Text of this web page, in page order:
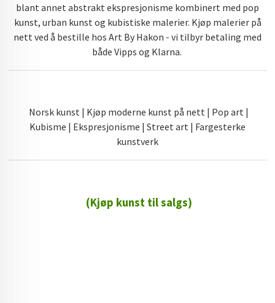
blant annet abstrakt ekspresjonisme kombinert med pop
kunst, urban kunst og kubistiske malerier. Kjøp malerier på
nett ved å bestille hos Art By Hakon - vi tilbyr betaling med
både Vipps og Klarna.
Norsk kunst | Kjøp moderne kunst på nett | Pop art |
Kubisme | Ekspresjonisme | Street art | Fargesterke
kunstverk
(Kjøp kunst til salgs)